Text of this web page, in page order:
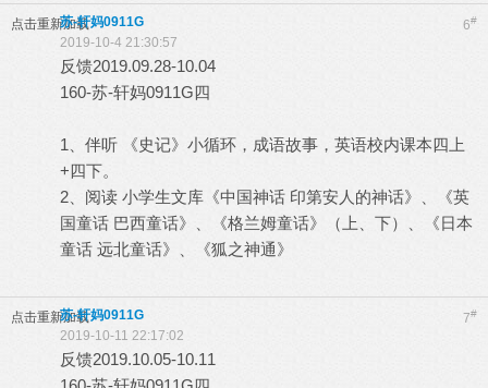
点击重新加载 6#
苏-轩妈0911G
2019-10-4 21:30:57
反馈2019.09.28-10.04
160-苏-轩妈0911G四
1、伴听 《史记》小循环，成语故事，英语校内课本四上
+四下。
2、阅读 小学生文库《中国神话 印第安人的神话》、《英
国童话 巴西童话》、《格兰姆童话》（上、下）、《日本
童话 远北童话》、《狐之神通》
点击重新加载 7#
苏-轩妈0911G
2019-10-11 22:17:02
反馈2019.10.05-10.11